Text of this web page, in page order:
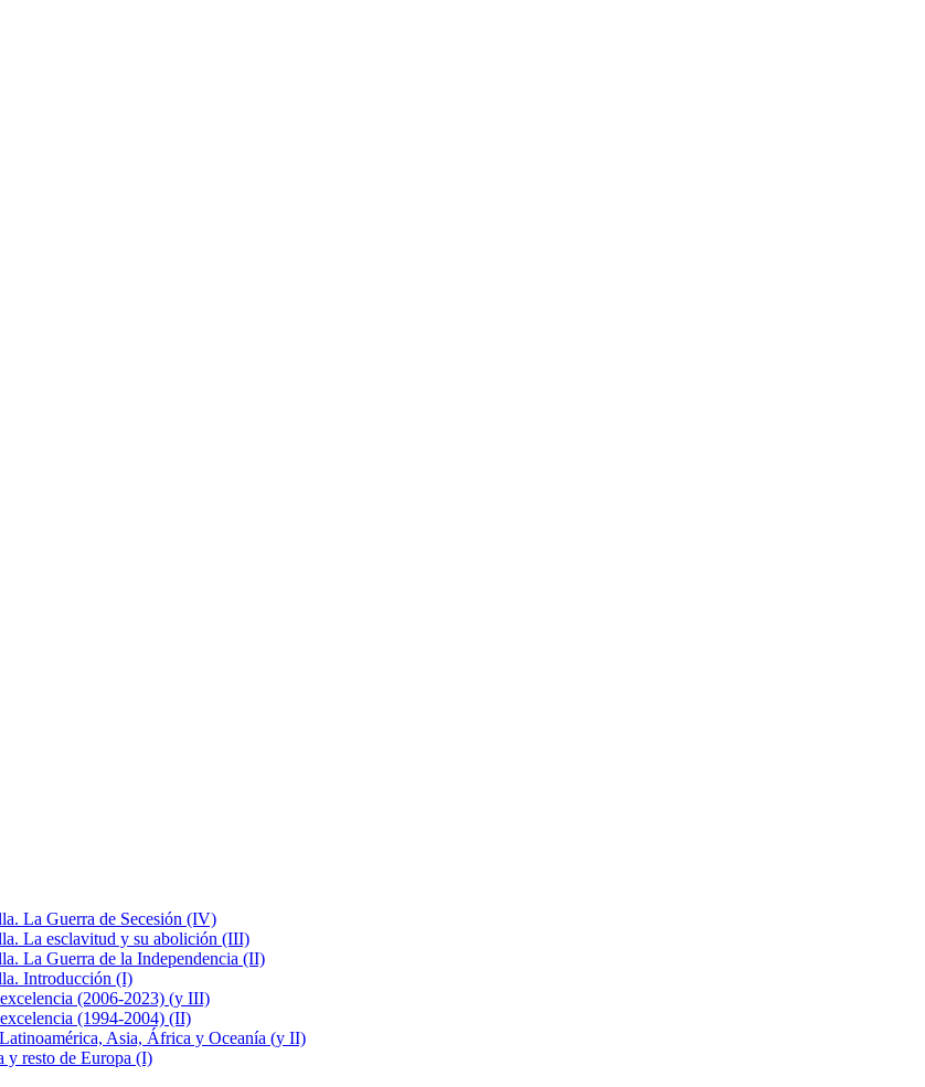
La Guerra de Secesión (IV)
La esclavitud y su abolición (III)
La Guerra de la Independencia (II)
Introducción (I)
(2006-2023) (y III)
(1994-2004) (II)
Asia, África y Oceanía (y II)
y resto de Europa (I)